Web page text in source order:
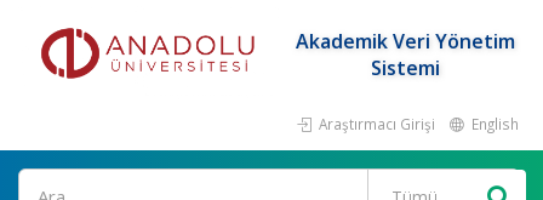
Akademik Veri Yönetim
Sistemi
Araştırmacı Girişi English
Ara